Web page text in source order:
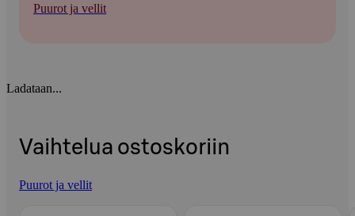
Puurot ja vellit
Ladataan...
Vaihtelua ostoskoriin
Puurot ja vellit